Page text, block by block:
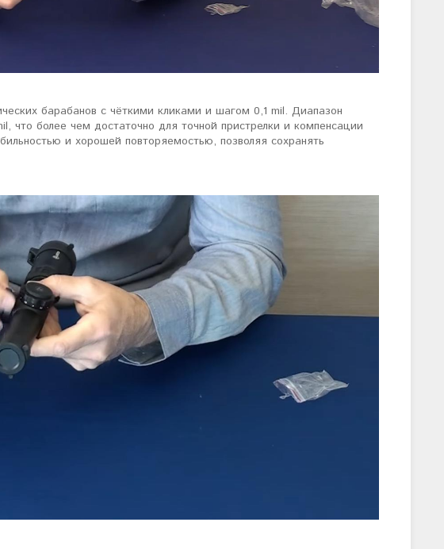
барабанов с чёткими кликами и шагом 0,1 mil. Диапазон
что более чем достаточно для точной пристрелки и компенсации
и хорошей повторяемостью, позволяя сохранять